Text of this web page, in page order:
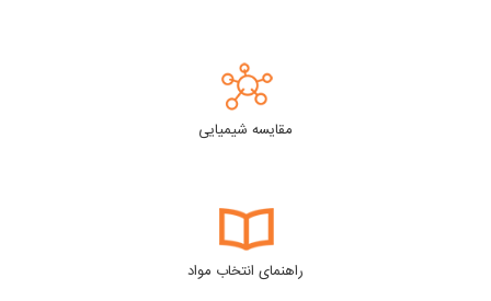
مقایسه شیمیایی
راهنمای انتخاب مواد